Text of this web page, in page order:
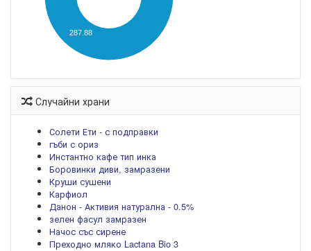
287.88
Случайни храни
Солети Ети - с подправки
гъби с ориз
Инстантно кафе тип инка
Боровинки диви, замразени
Круши сушени
Карфиол
Данон - Активия натурална - 0.5%
зелен фасул замразен
Начос със сирене
Преходно мляко Lactana Bio 3